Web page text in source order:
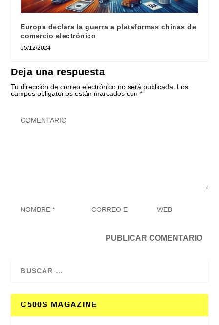
Europa declara la guerra a plataformas chinas de
comercio electrónico
15/12/2024
Deja una respuesta
Tu dirección de correo electrónico no será publicada.
Los
campos obligatorios están marcados con*
C500S MAGAZINE